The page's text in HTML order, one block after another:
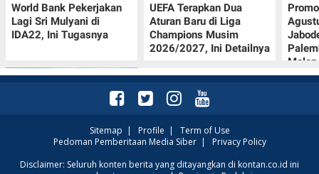
World Bank Pekerjakan
Lagi Sri Mulyani di
IDA22, Ini Tugasnya
UEFA Terapkan Dua
Aturan Baru di Liga
Champions Musim
2026/2027, Ini Detailnya
Intip Prakiraan Cuaca
Sitemap | Profile | Term of Use
Pedoman Pemberitaan Media Siber| Privacy Policy
Disclaimer: Seluruh konten berita yang ditayangkan di kontan.co.id ini